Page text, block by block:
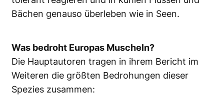
Bächen genauso überleben wie in Seen.
Was bedroht Europas Muscheln?
Die Hauptautoren tragen in ihrem Bericht im
Weiteren die größten Bedrohungen dieser
Spezies zusammen: